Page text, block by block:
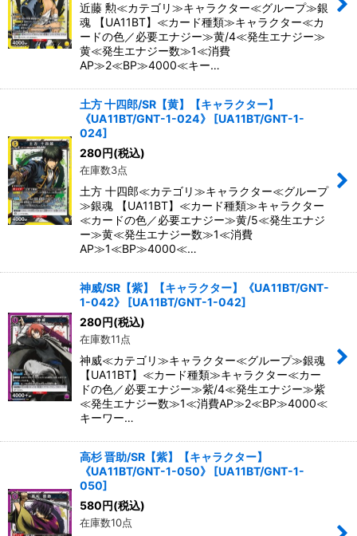
近藤 勲≪カテゴリ≫キャラクター≪グループ≫銀
魂 【UA11BT】≪カード種類≫キャラクター≪カ
ードの色／必要エナジー≫黄/4≪発生エナジー≫
黄≪発生エナジー数≫1≪消費
AP≫2≪BP≫4000≪キー…
土方 十四郎/SR【黄】【キャラクター】
《UA11BT/GNT-1-024》
[UA11BT/GNT-1-
024]
280円(税込)
在庫数3点
土方 十四郎≪カテゴリ≫キャラクター≪グループ
≫銀魂 【UA11BT】≪カード種類≫キャラクター
≪カードの色／必要エナジー≫黄/5≪発生エナジ
ー≫黄≪発生エナジー数≫1≪消費
AP≫1≪BP≫4000≪…
神威/SR【紫】【キャラクター】《UA11BT/GNT-
1-042》
[UA11BT/GNT-1-042]
280円(税込)
在庫数11点
神威≪カテゴリ≫キャラクター≪グループ≫銀魂
【UA11BT】≪カード種類≫キャラクター≪カー
ドの色／必要エナジー≫紫/4≪発生エナジー≫紫
≪発生エナジー数≫1≪消費AP≫2≪BP≫4000≪
キーワー…
高杉 晋助/SR【紫】【キャラクター】
《UA11BT/GNT-1-050》
[UA11BT/GNT-1-
050]
580円(税込)
在庫数10点